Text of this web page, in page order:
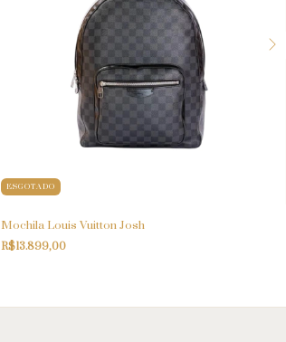
ESGOTADO
Mochila Louis Vuitton Josh
R$13.899,00